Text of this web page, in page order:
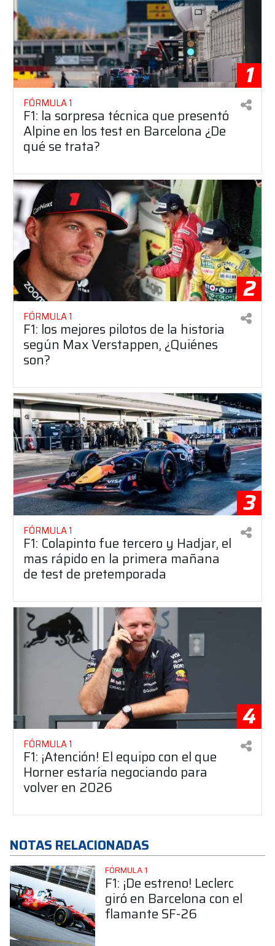
1
FÓRMULA 1
F1: la sorpresa técnica que presentó
Alpine en los test en Barcelona ¿De
qué se trata?
2
FÓRMULA 1
F1: los mejores pilotos de la historia
según Max Verstappen, ¿Quiénes
son?
3
FÓRMULA 1
F1: Colapinto fue tercero y Hadjar, el
mas rápido en la primera mañana
de test de pretemporada
4
FÓRMULA 1
F1: ¡Atención! El equipo con el que
Horner estaría negociando para
volver en 2026
NOTAS RELACIONADAS
FÓRMULA 1
F1: ¡De estreno! Leclerc
giró en Barcelona con el
flamante SF-26